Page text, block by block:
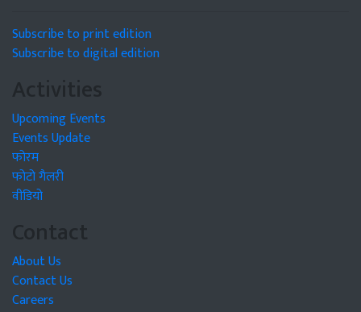
Subscribe to print edition
Subscribe to digital edition
Activities
Upcoming Events
Events Update
फोरम
फोटो गैलरी
वीडियो
Contact
About Us
Contact Us
Careers